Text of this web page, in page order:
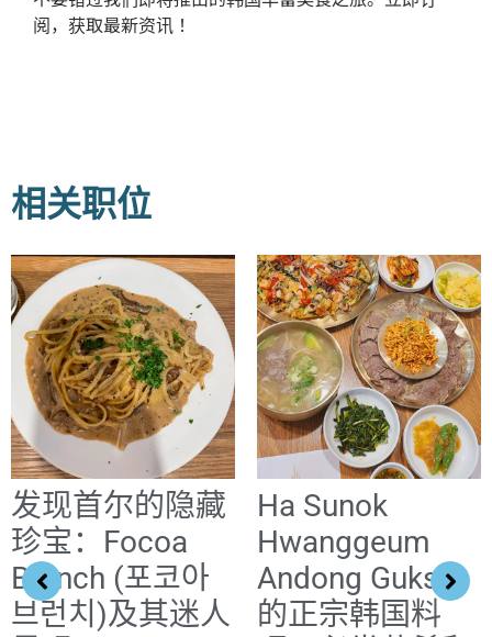
阅，获取最新资讯！
相关职位
发现首尔的隐藏
珍宝：Focoa
Brunch (포코아
브런치)及其迷人
Ha Sunok
Hwanggeum
Andong Guksi
的正宗韩国料